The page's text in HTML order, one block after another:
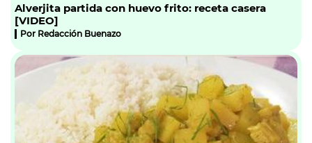
Alverjita partida con huevo frito: receta casera
[VIDEO]
Por Redacción Buenazo